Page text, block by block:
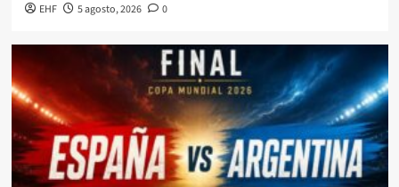
EHF 5 agosto, 2026 0